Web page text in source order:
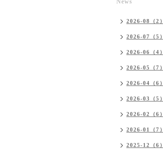
News
2026-08（2）
2026-07（5）
2026-06（4）
2026-05（7）
2026-04（6）
2026-03（5）
2026-02（6）
2026-01（7）
2025-12（6）